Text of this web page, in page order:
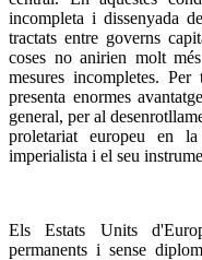
incompleta i dissenyada
tractats entre governs
coses no anirien molt
mesures incompletes.
presenta enormes
general, per al
proletariat europeu en
imperialista i el seu
Els Estats Units
permanents i sense